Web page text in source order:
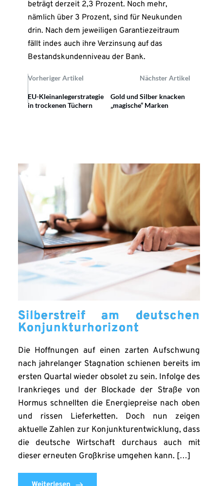
Silberstreif am deutschen
Konjunkturhorizont
Die Hoffnungen auf einen zarten Aufschwung
nach jahrelanger Stagnation schienen bereits im
ersten Quartal wieder obsolet zu sein. Infolge des
Irankrieges und der Blockade der Straße von
Hormus schnellten die Energiepreise nach oben
und rissen Lieferketten. Doch nun zeigen
aktuelle Zahlen zur Konjunkturentwicklung, dass
die deutsche Wirtschaft durchaus auch mit
dieser erneuten Großkrise umgehen kann. […]
beträgt derzeit 2,3 Prozent. Noch mehr,
nämlich über 3 Prozent, sind für Neukunden
drin. Nach dem jeweiligen Garantiezeitraum
fällt indes auch ihre Verzinsung auf das
Bestandskundenniveau der Bank.
Vorheriger Artikel Nächster Artikel
EU-Kleinanlegerstrategie
in trockenen Tüchern
Gold und Silber knacken
„magische“ Marken